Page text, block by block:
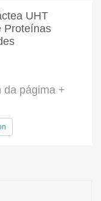
UHT
Proteínas
da págima +